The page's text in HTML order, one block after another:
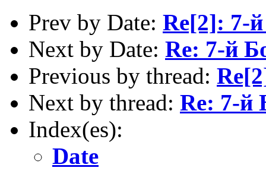
Prev by Date: Re[2]: 7-
Next by Date: Re: 7-й
Previous by thread:
Next by thread: Re: 7-й
Index(es):
Date